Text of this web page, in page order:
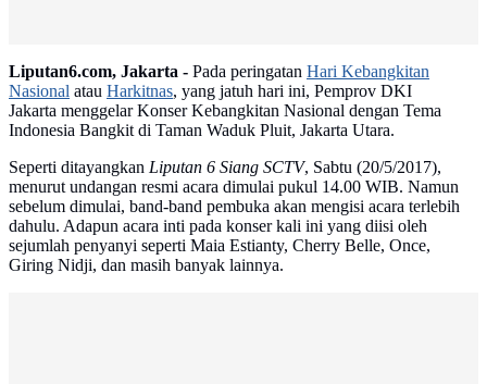
Liputan6.com, Jakarta - Pada peringatan Hari Kebangkitan
Nasional atau Harkitnas, yang jatuh hari ini, Pemprov DKI
Jakarta menggelar Konser Kebangkitan Nasional dengan Tema
Indonesia Bangkit di Taman Waduk Pluit, Jakarta Utara.
Seperti ditayangkan Liputan 6 Siang SCTV, Sabtu (20/5/2017),
menurut undangan resmi acara dimulai pukul 14.00 WIB. Namun
sebelum dimulai, band-band pembuka akan mengisi acara terlebih
dahulu. Adapun acara inti pada konser kali ini yang diisi oleh
sejumlah penyanyi seperti Maia Estianty, Cherry Belle, Once,
Giring Nidji, dan masih banyak lainnya.